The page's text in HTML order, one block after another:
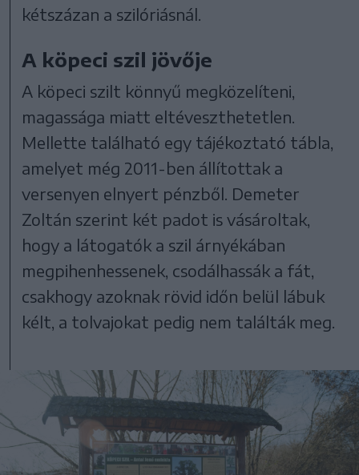
kétszázan a szilóriásnál.
A köpeci szil jövője
A köpeci szilt könnyű megközelíteni,
magassága miatt eltéveszthetetlen.
Mellette található egy tájékoztató tábla,
amelyet még 2011-ben állítottak a
versenyen elnyert pénzből. Demeter
Zoltán szerint két padot is vásároltak,
hogy a látogatók a szil árnyékában
megpihenhessenek, csodálhassák a fát,
csakhogy azoknak rövid időn belül lábuk
kélt, a tolvajokat pedig nem találták meg.